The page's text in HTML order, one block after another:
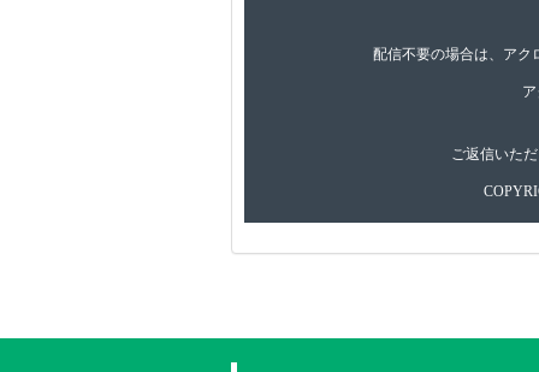
配信不要の場合は、アク
ご返信いた